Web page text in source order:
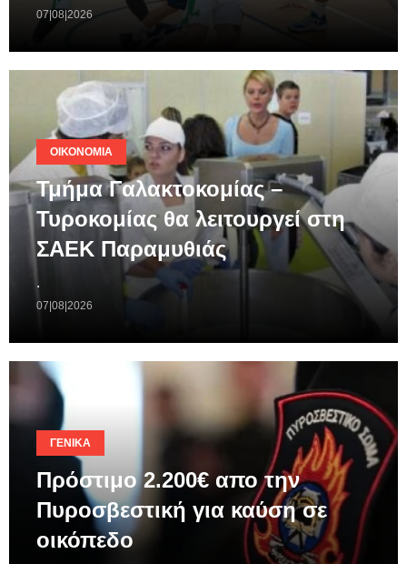
07|08|2026
ΟΙΚΟΝΟΜΊΑ
Τμήμα Γαλακτοκομίας –
Τυροκομίας θα λειτουργεί στη
ΣΑΕΚ Παραμυθιάς
.
07|08|2026
ΓΕΝΙΚΆ
Πρόστιμο 2.200€ απο την
Πυροσβεστική για καύση σε
οικόπεδο